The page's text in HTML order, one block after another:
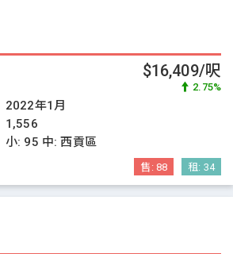
$16,409/呎
2.75%
2022年1月
1,556
小: 95 中:西貢區
售: 88 租: 34